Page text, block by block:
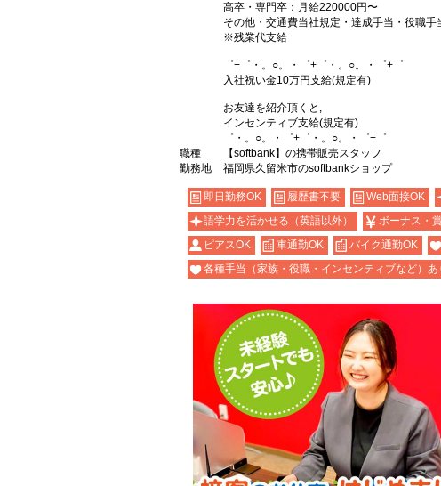
高卒・専門卒：月給220000円〜
その他・交通費当社規定・達成手当・役職
※残業代支給
゜+゜・。○。・゜+゜・。○。・゜+゜
入社祝い金10万円支給(規定有)
お友達を紹介頂くと,
インセンティブ支給(規定有)
゜・。○。・゜+゜・。○。・゜+゜
職種
【softbank】の携帯販売スタッフ
勤務地
福岡県久留米市のsoftbankショップ
即日勤務OK 履歴書不要 Web面接OK
語学力を活かせる（英語以外）
ボーナス・
ピアスOK
車通勤OK バイク通勤OK
各種手当（家族・役職・インセンティブなど）あ